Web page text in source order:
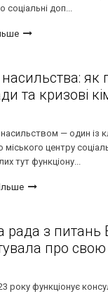
доп...
та кризові
— один із
міського центру
тут функціону...
рада з питань
про
року функціонує